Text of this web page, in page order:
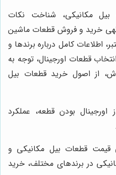
مکانیکی، شناخت نکات
خرید و فروش قطعات ماشین
اطلاعات کامل درباره برندها و
قطعات اورجینال، توجه به
از اصول خرید قطعات بیل
اورجینال بودن قطعه، عملکرد
قیمت قطعات بیل مکانیکی و
در برندهای مختلف، خرید